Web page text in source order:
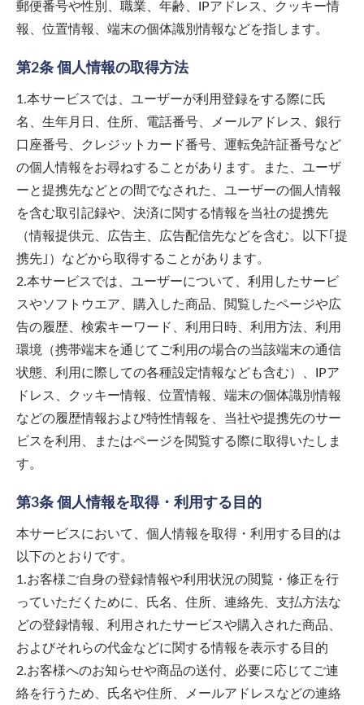
郵便番号や性別、職業、年齢、IPアドレス、クッキー情
報、位置情報、端末の個体識別情報などを指します。
第2条 個人情報の取得方法
1.本サービスでは、ユーザーが利用登録をする際に氏
名、生年月日、住所、電話番号、メールアドレス、銀行
口座番号、クレジットカード番号、運転免許証番号など
の個人情報をお尋ねすることがあります。また、ユーザ
ーと提携先などとの間でなされた、ユーザーの個人情報
を含む取引記録や、決済に関する情報を当社の提携先
（情報提供元、広告主、広告配信先などを含む。以下｢提
携先｣）などから取得することがあります。
2.本サービスでは、ユーザーについて、利用したサービ
スやソフトウエア、購入した商品、閲覧したページや広
告の履歴、検索キーワード、利用日時、利用方法、利用
環境（携帯端末を通じてご利用の場合の当該端末の通信
状態、利用に際しての各種設定情報なども含む）、IPア
ドレス、クッキー情報、位置情報、端末の個体識別情報
などの履歴情報および特性情報を、当社や提携先のサー
ビスを利用、またはページを閲覧する際に取得いたしま
す。
第3条 個人情報を取得・利用する目的
本サービスにおいて、個人情報を取得・利用する目的は
以下のとおりです。
1.お客様ご自身の登録情報や利用状況の閲覧・修正を行
っていただくために、氏名、住所、連絡先、支払方法な
どの登録情報、利用されたサービスや購入された商品、
およびそれらの代金などに関する情報を表示する目的
2.お客様へのお知らせや商品の送付、必要に応じてご連
絡を行うため、氏名や住所、メールアドレスなどの連絡